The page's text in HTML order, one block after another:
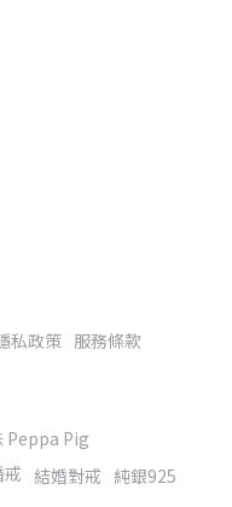
私政策 服務條款
Peppa Pig
結婚對戒 純銀925